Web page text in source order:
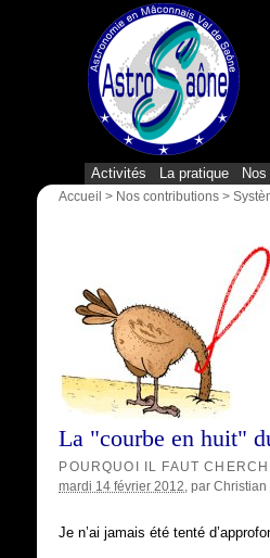
Activités La pratique
Accueil > Nos contributions >
La "courbe en huit"
POURQUOI IL FAUT
mardi 14 février 2012 , parChristian
Je n’ai jamais été tenté